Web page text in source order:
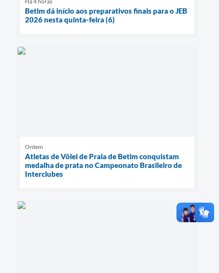
Betim dá início aos preparativos finais para o JEB
2026 nesta quinta-feira (6)
Ontem
Atletas de Vôlei de Praia de Betim conquistam
medalha de prata no Campeonato Brasileiro de
Interclubes